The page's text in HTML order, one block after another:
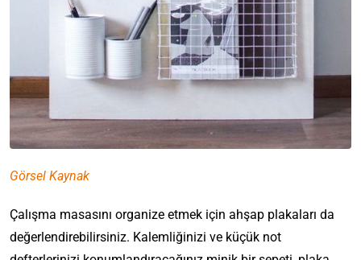
Görsel Kaynak
Çalışma masasını organize etmek için ahşap plakaları da
değerlendirebilirsiniz. Kalemliğinizi ve küçük not